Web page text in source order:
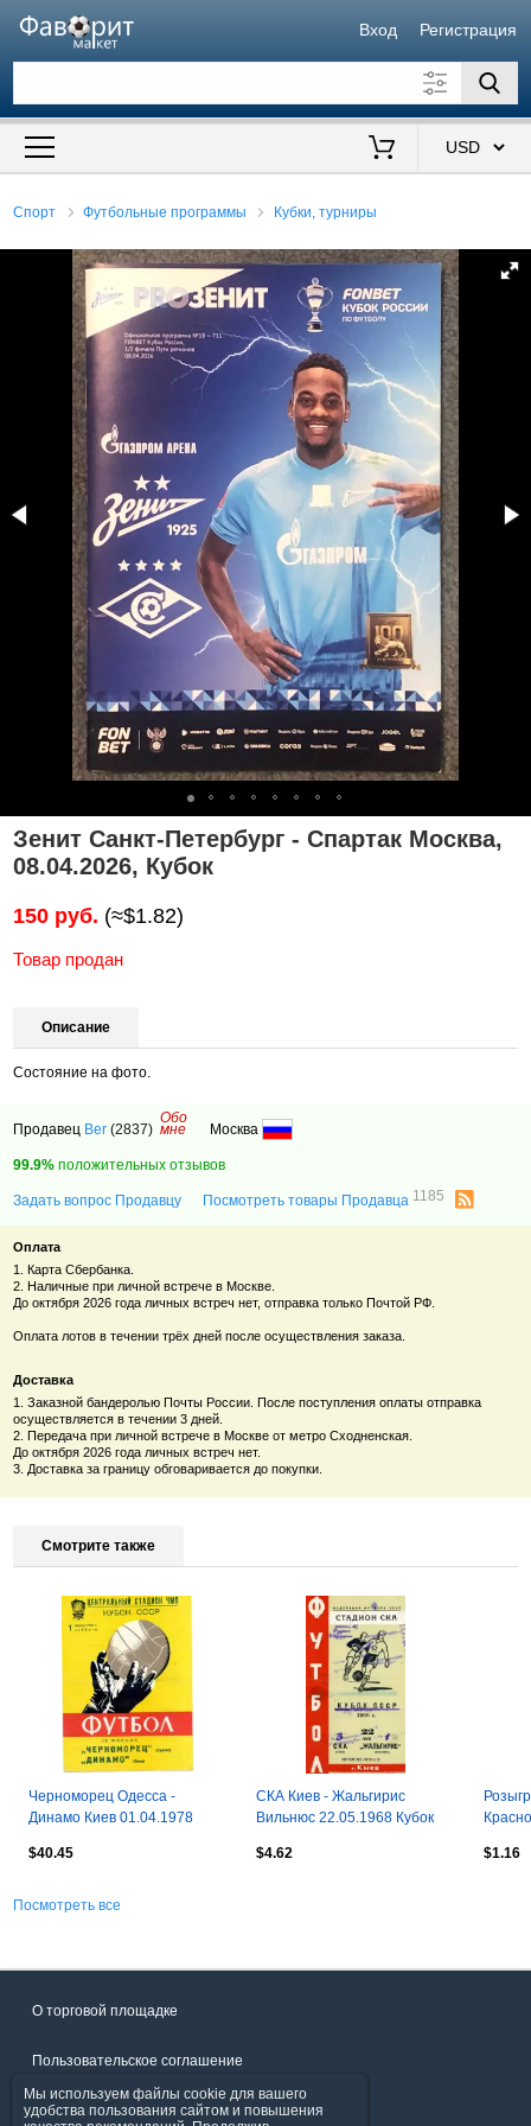
Вход Регистрация
Искать также в описании
Спорт Футбольные программы Кубки, турниры
Зенит Санкт-Петербург - Спартак Москва,
08.04.2026, Кубок
150 руб. (≈$1.82)
Товар продан
Описание
Состояние на фото.
Продавец Ber (2837)
Обо
мне Москва
99.9% положительных отзывов
Задать вопрос Продавцу Посмотреть товары Продавца 1185
Оплата
1. Карта Сбербанка.
2. Наличные при личной встрече в Москве.
До октября 2026 года личных встреч нет, отправка только Почтой РФ.
Оплата лотов в течении трёх дней после осуществления заказа.
Доставка
1. Заказной бандеролью Почты России. После поступления оплаты отправка
осуществляется в течении 3 дней.
2. Передача при личной встрече в Москве от метро Сходненская.
До октября 2026 года личных встреч нет.
3. Доставка за границу обговаривается до покупки.
Смотрите также
Черноморец Одесса -
Динамо Киев 01.04.1978
$40.45
СКА Киев - Жальгирис
Вильнюс 22.05.1968 Кубок
$4.62
$1.16
Посмотреть все
О торговой площадке
Пользовательское соглашение
Политика конфиденциальности
Мы используем файлы cookie для вашего
удобства пользования сайтом и повышения